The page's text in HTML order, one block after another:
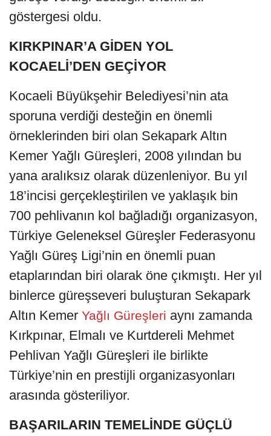
göstergesi oldu.
KIRKPINAR’A GİDEN YOL
KOCAELİ’DEN GEÇİYOR
Kocaeli Büyükşehir Belediyesi’nin ata
sporuna verdiği desteğin en önemli
örneklerinden biri olan Sekapark Altın
Kemer Yağlı Güreşleri, 2008 yılından bu
yana aralıksız olarak düzenleniyor. Bu yıl
18’incisi gerçekleştirilen ve yaklaşık bin
700 pehlivanın kol bağladığı organizasyon,
Türkiye Geleneksel Güreşler Federasyonu
Yağlı Güreş Ligi’nin en önemli puan
etaplarından biri olarak öne çıkmıştı. Her yıl
binlerce güreşseveri buluşturan Sekapark
Altın Kemer Yağlı Güreşleri aynı zamanda
Kırkpınar, Elmalı ve Kurtdereli Mehmet
Pehlivan Yağlı Güreşleri ile birlikte
Türkiye’nin en prestijli organizasyonları
arasında gösteriliyor.
BAŞARILARIN TEMELİNDE GÜÇLÜ